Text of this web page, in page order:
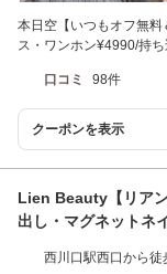
本日空【いつもオフ無
ス・ワンホン¥4990/持
口コミ 98件
クーポンを表示
Lien Beauty【リア
出し・マグネットネ
西川口駅西口から徒